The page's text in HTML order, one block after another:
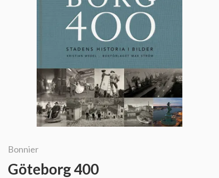
Bonnier
Göteborg 400